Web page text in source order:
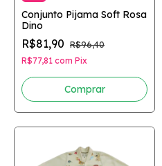
Conjunto Pijama Soft Rosa
Dino
R$81,90 R$96,40
R$77,81 com Pix
Comprar